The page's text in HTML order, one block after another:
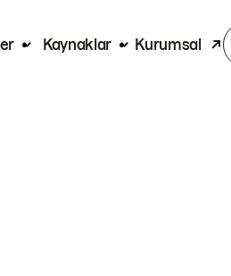
Kaynaklar Kurumsal